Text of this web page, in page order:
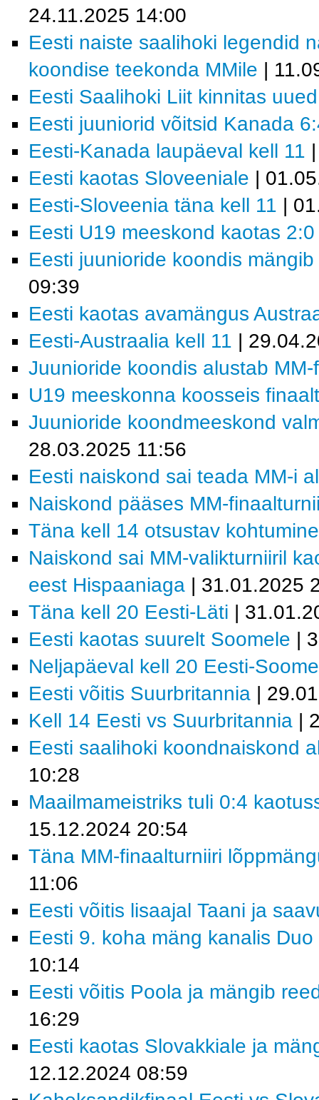
24.11.2025 14:00
Eesti naiste saalihoki legendid
koondise teekonda MMile |
Eesti Saalihoki Liit kinnitas
Eesti juuniorid võitsid Kanada
Eesti-Kanada laupäeval kell 11
Eesti kaotas Sloveeniale |
Eesti-Sloveenia täna kell 11 |
Eesti U19 meeskond kaotas
Eesti juunioride koondis
09:39
Eesti kaotas avamängus
Eesti-Austraalia kell 11 |
Juunioride koondis alustab
U19 meeskonna koosseis
Juunioride koondmeeskond
28.03.2025 11:56
Eesti naiskond sai teada MM-i
Naiskond pääses MM-
Täna kell 14 otsustav
Naiskond sai MM-valikturniiril
eest Hispaaniaga | 31.01.2025
Täna kell 20 Eesti-Läti |
Eesti kaotas suurelt Soomele |
Neljapäeval kell 20 Eesti-Soome
Eesti võitis Suurbritannia |
Kell 14 Eesti vs Suurbritannia |
Eesti saalihoki koondnaiskond
10:28
Maailmameistriks tuli 0:4
15.12.2024 20:54
Täna MM-finaalturniiri
11:06
Eesti võitis lisaajal Taani ja
Eesti 9. koha mäng kanalis
10:14
Eesti võitis Poola ja mängib
16:29
Eesti kaotas Slovakkiale ja
12.12.2024 08:59